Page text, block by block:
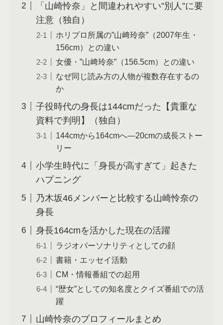
「山崎怜奈」と間違われやすい”別人”に要
注意（独自）
ホリプロ所属の”山﨑玲奈”（2007年生・
156cm）との違い
女優・”山﨑玲奈”（156.5cm）との違い
なぜ同じ読み方の人物が複数存在するの
か
子役時代の身長は144cmだった【貴重な
資料で判明】（独自）
144cmから164cmへ―20cmの成長ストー
リー
小学生時代に「身長が高すぎて」起きた
ハプニング
乃木坂46メンバーと比較する山崎怜奈の
身長
身長164cmを活かした現在の活躍
ラジオパーソナリティとしての顔
書籍・エッセイ活動
CM・情報番組での起用
“歴女”としての知名度とクイズ番組での活
躍
山崎怜奈のプロフィールまとめ